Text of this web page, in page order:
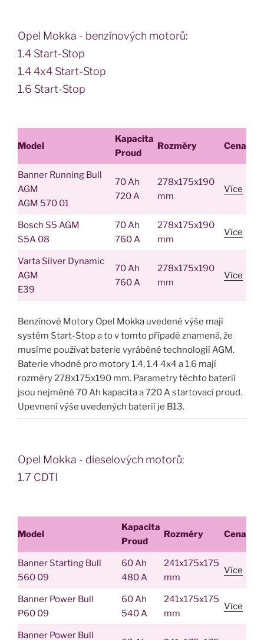
Opel Mokka - benzínových motorů:
1.4 Start-Stop
1.4 4x4 Start-Stop
1.6 Start-Stop
Model
Kapacita
Proud
Rozměry Cena
Banner Running Bull
AGM
AGM 570 01
70 Ah
720 A
278x175x190
mm
Více
Bosch S5 AGM
S5A 08
70 Ah
760 A
278x175x190
mm
Více
Varta Silver Dynamic
AGM
E39
70 Ah
760 A
278x175x190
mm
Více
Benzínové Motory Opel Mokka uvedené výše mají
systém Start-Stop a to v tomto případě znamená, že
musíme používat baterie vyráběné technologií AGM.
Baterie vhodné pro motory 1.4, 1.4 4x4 a 1.6 mají
rozměry 278x175x190 mm. Parametry těchto baterií
jsou nejméně 70 Ah kapacita a 720 A startovací proud.
Upevnení výše uvedených baterií je B13.
Opel Mokka - dieselových motorů:
1.7 CDTI
Model
Kapacita
Proud
Rozměry Cena
Banner Starting Bull
560 09
60 Ah
480 A
241x175x175
mm
Více
Banner Power Bull
P60 09
60 Ah
540 A
241x175x175
mm
Více
Banner Power Bull